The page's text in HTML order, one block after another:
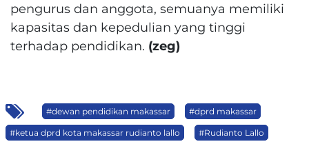
pengurus dan anggota, semuanya memiliki
kapasitas dan kepedulian yang tinggi
terhadap pendidikan. (zeg)
#dewan pendidikan makassar #dprd makassar
#ketua dprd kota makassar rudianto lallo #Rudianto Lallo